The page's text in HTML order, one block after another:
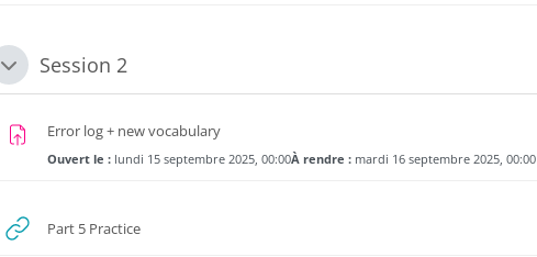
ReplierSession 2
Error log + new vocabularyDevoir
Ouvert le :lundi 15 septembre 2025, 00:00À rendre :mardi 16 septembre 2025, 00:00
Part 5 PracticeURL